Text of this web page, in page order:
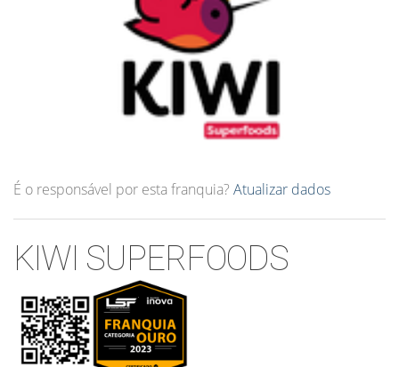
É o responsável por esta franquia? Atualizar dados
KIWI SUPERFOODS